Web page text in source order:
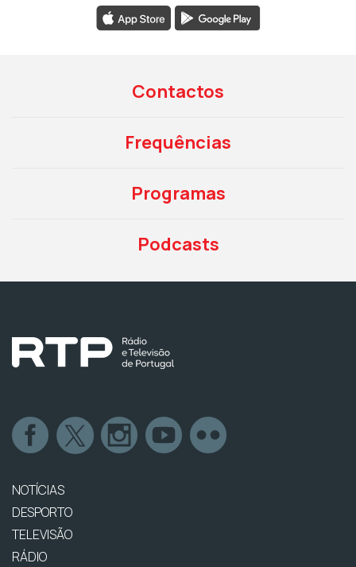
Contactos
Frequências
Programas
Podcasts
NOTÍCIAS
DESPORTO
TELEVISÃO
RÁDIO